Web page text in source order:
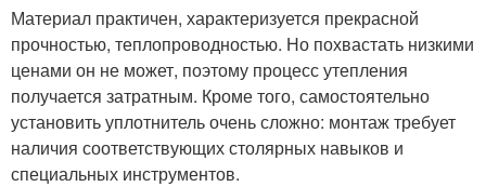
Материал практичен, характеризуется прекрасной
прочностью, теплопроводностью. Но похвастать низкими
ценами он не может, поэтому процесс утепления
получается затратным. Кроме того, самостоятельно
установить уплотнитель очень сложно: монтаж требует
наличия соответствующих столярных навыков и
специальных инструментов.